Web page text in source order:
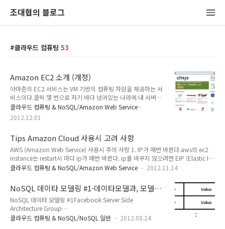
조대협의 블로그
클라우드 컴퓨팅 53
Amazon EC2 소개 (개정)
아마존의 EC2 서비스는 VM 기반의 컴퓨팅 자원을 제공하는 서
비스이다.클릭 몇 번으로 저기 바다 넘어있는 나라에 내 서버를
만들 수 있으며, 내가 사용한 만큼만 비용을 지불하면 된다.아마
존 EC2에서 제공하는 VM은 성능과 특성에 따라 여러가지 타입
을 가지고 있다. 일반적인 인스턴스 1세대 인스턴스(m1) : m1.*
VM 인스턴스 이다.2세대 인스턴스(m3) : 2012년에 발표한 인
스턴스로 m3.* 로 시작하며, 기존에 비해서 50% 이상의 높은
CPU 성능을 가지고 있다.특수목적 인스턴스 고용량 메모리 인
스턴스(m2) : m2.* 이름으로 시작하며 17,34,68 GB등 많은
용량의 메모리를 가지고 있는 인스턴스이다. (가상코어 역시 그
클라우드 컴퓨팅 & NoSQL/Amazon Web Service
2012.12.01
Tips Amazon Cloud 사용시 고려 사항
AWS (Amazon Web Service) 사용시 주의 사항 1. IP가 매번 바뀐다.aws의 ec2
instance는 restart시 마다 ip가 매번 바뀐다. ip를 바꾸지 않으려면 EIP (Elastic IP)
를 사용해야 하는데, 비용이 크다. 그래서 이런 경우에는 aws에 자체 dns 서버를 세
ip와 맵핑해서 dns서버에 등록하도록 스크립트를 짜 놓으면 유용하다. 2. io
bandwidth를 믿지 마라aws의 가장 큰 어려운 점이, 네트워크 대역폭이다. 아무래
도 공유 서비스이다 보니 네트워크 대역폭이 매우 느리다. 즉 내부 서버간 예를 들어
application server - dbms 또..
클라우드 컴퓨팅 & NoSQL/Amazon Web Service 2012.11.14
NoSQL 데이타 모델링 #1-데이타모델과, 모델링
절차
NoSQL 데이타 모델링 #1Facebook Server Side
Architecture Group
http://www.facebook.com/groups/serverside 조대협빅데
클라우드 컴퓨팅 & NoSQL/NoSQL 일반 2012.08.24